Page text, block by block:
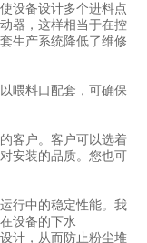
设备设计多个进料点
器，这样相当于在控
生产系统降低了维修
喂料口配套，可确保
客户。客户可以选着
安装的品质。您也可
行中的稳定性能。我
设备的下水
计，从而防止粉尘堆